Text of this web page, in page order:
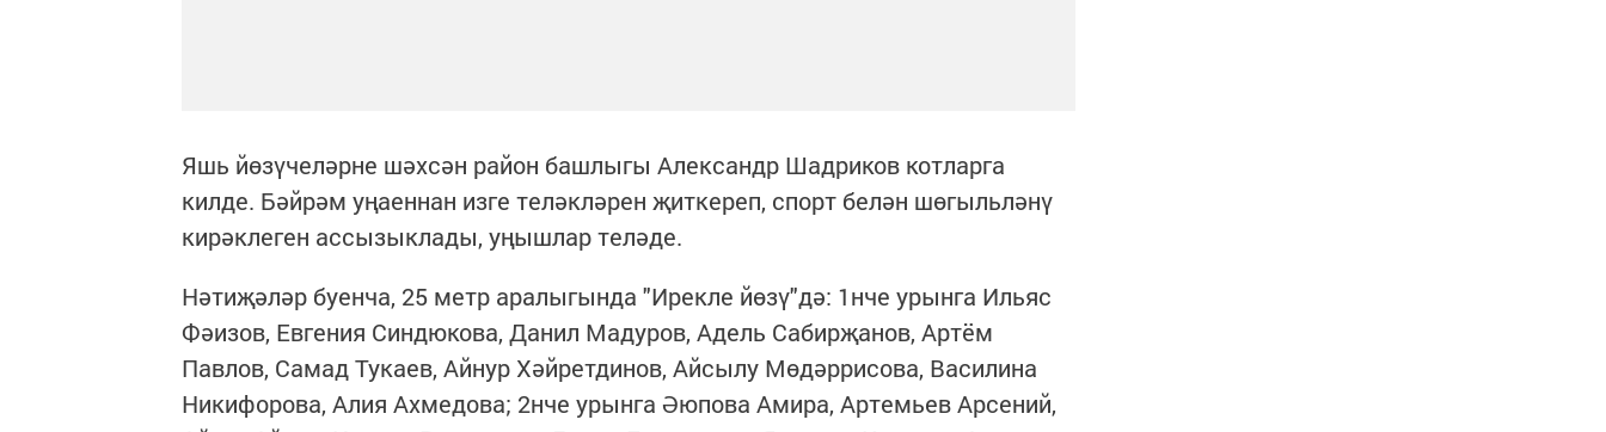
Яшь йөзүчеләрне шәхсән район башлыгы Александр Шадриков котларга
килде. Бәйрәм уңаеннан изге теләкләрен җиткереп, спорт белән шөгыльләнү
кирәклеген ассызыклады, уңышлар теләде.
Нәтиҗәләр буенча, 25 метр аралыгында "Ирекле йөзү"дә: 1нче урынга Ильяс
Фәизов, Евгения Синдюкова, Данил Мадуров, Адель Сабирҗанов, Артём
Павлов, Самад Тукаев, Айнур Хәйретдинов, Айсылу Мөдәррисова, Василина
Никифорова, Алия Ахмедова; 2нче урынга Әюпова Амира, Артемьев Арсений,